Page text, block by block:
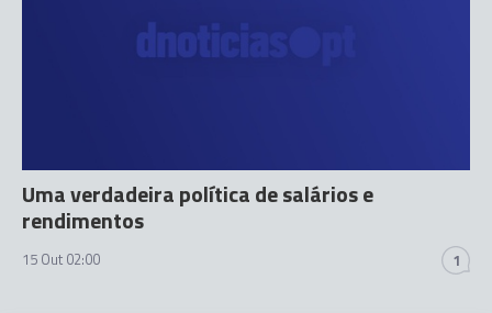
Uma verdadeira política de salários e
rendimentos
15 Out 02:00 1